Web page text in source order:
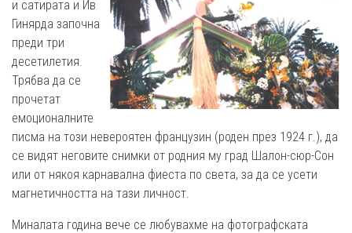
и сатирата и Ив
Гинярда започна
преди три
десетилетия.
Трябва да се
прочетат
емоционалните
писма на този невероятен французин (роден през 1924 г.), да
се видят неговите снимки от родния му град Шалон-сюр-Сон
или от някоя карнавална фиеста по света, за да се усети
магнетичността на тази личност.
Миналата година вече се любувахме на фотографската